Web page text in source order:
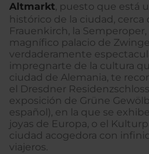
Altmarkt, puesto que está
histórico de la ciudad, cerca
Frauenkirch, la Semperoper,
magnífico palacio de
verdaderamente
impregnarte de la cultura
ciudad de Alemania, te
el Dresdner
exposición de Grüne
español), en la que se
joyas de Europa, o el
ciudad acogedora con
viajeros.